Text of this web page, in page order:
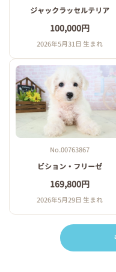
ジャックラッセルテリア
100,000円
2026年5月31日 生まれ
No.00763867
ビション・フリーゼ
169,800円
2026年5月29日 生まれ